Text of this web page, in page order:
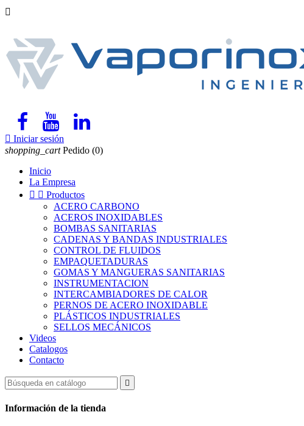

 Iniciar sesión
shopping_cart Pedido (0)
Inicio
La Empresa
  Productos
ACERO CARBONO
ACEROS INOXIDABLES
BOMBAS SANITARIAS
CADENAS Y BANDAS INDUSTRIALES
CONTROL DE FLUIDOS
EMPAQUETADURAS
GOMAS Y MANGUERAS SANITARIAS
INSTRUMENTACION
INTERCAMBIADORES DE CALOR
PERNOS DE ACERO INOXIDABLE
PLÁSTICOS INDUSTRIALES
SELLOS MECÁNICOS
Videos
Catalogos
Contacto

Información de la tienda